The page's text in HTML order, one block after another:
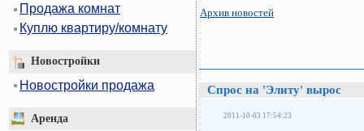
Продажа комнат
Куплю квартиру/комнату
Новостройки
Новостройки продажа
Аренда
Архив новостей
Спрос на 'Элиту' вырос
2011-10-03 17:54:23